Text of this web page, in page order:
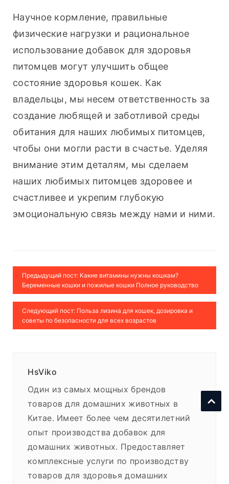
Научное кормление, правильные
физические нагрузки и рациональное
использование добавок для здоровья
питомцев могут улучшить общее
состояние здоровья кошек. Как
владельцы, мы несем ответственность за
создание любящей и заботливой среды
обитания для наших любимых питомцев,
чтобы они могли расти в счастье. Уделяя
внимание этим деталям, мы сделаем
наших любимых питомцев здоровее и
счастливее и укрепим глубокую
эмоциональную связь между нами и ними.
Предыдущий пост: Какие витамины нужны кошкам?
Беременные кошки и пожилые кошки Полное руководство
Следующий пост: Польза лизина для кошек, дозировка и
советы по безопасности для всех возрастов
HsViko
Один из самых мощных брендов
товаров для домашних животных в
Китае. Имеет более чем десятилетний
опыт производства добавок для
домашних животных. Предоставляет
комплексные услуги по производству
товаров для здоровья домашних